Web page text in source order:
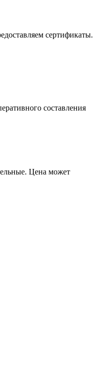
сертификаты.
составления
Цена может